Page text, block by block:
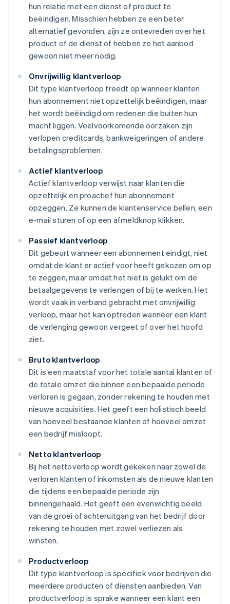
hun relatie met een dienst of product te
beëindigen. Misschien hebben ze een beter
alternatief gevonden, zijn ze ontevreden over het
product of de dienst of hebben ze het aanbod
gewoon niet meer nodig.
Onvrijwillig klantverloop
Dit type klantverloop treedt op wanneer klanten
hun abonnement niet opzettelijk beëindigen, maar
het wordt beëindigd om redenen die buiten hun
macht liggen. Veelvoorkomende oorzaken zijn
verlopen creditcards, bankweigeringen of andere
betalingsproblemen.
Actief klantverloop
Actief klantverloop verwijst naar klanten die
opzettelijk en proactief hun abonnement
opzeggen. Ze kunnen de klantenservice bellen, een
e-mail sturen of op een afmeldknop klikken.
Passief klantverloop
Dit gebeurt wanneer een abonnement eindigt, niet
omdat de klant er actief voor heeft gekozen om op
te zeggen, maar omdat het niet is gelukt om de
betaalgegevens te verlengen of bij te werken. Het
wordt vaak in verband gebracht met onvrijwillig
verloop, maar het kan optreden wanneer een klant
de verlenging gewoon vergeet of over het hoofd
ziet.
Bruto klantverloop
Dit is een maatstaf voor het totale aantal klanten of
de totale omzet die binnen een bepaalde periode
verloren is gegaan, zonder rekening te houden met
nieuwe acquisities. Het geeft een holistisch beeld
van hoeveel bestaande klanten of hoeveel omzet
een bedrijf misloopt.
Netto klantverloop
Bij het nettoverloop wordt gekeken naar zowel de
verloren klanten of inkomsten als de nieuwe klanten
die tijdens een bepaalde periode zijn
binnengehaald. Het geeft een evenwichtig beeld
van de groei of achteruitgang van het bedrijf door
rekening te houden met zowel verliezen als
winsten.
Productverloop
Dit type klantverloop is specifiek voor bedrijven die
meerdere producten of diensten aanbieden. Van
productverloop is sprake wanneer een klant een